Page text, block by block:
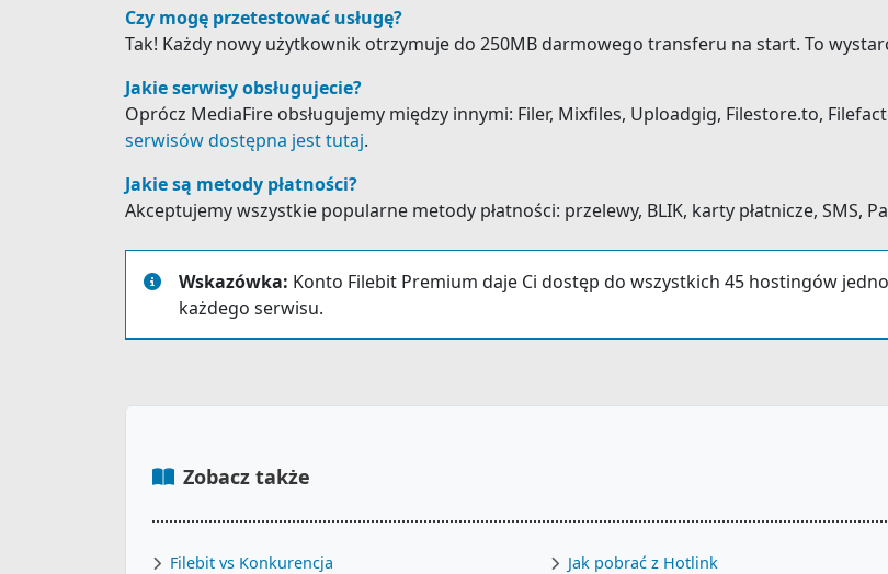
Czy mogę przetestować usługę?
Tak! Każdy nowy użytkownik otrzymuje do 250MB darmowego transferu na start. To
Jakie serwisy obsługujecie?
Oprócz MediaFire obsługujemy między innymi: Filer, Mixfiles, Uploadgig, Filestore.to,
serwisów dostępna jest tutaj.
Jakie są metody płatności?
Akceptujemy wszystkie popularne metody płatności: przelewy, BLIK, karty płatnicze, SMS,
Wskazówka: Konto Filebit Premium daje Ci dostęp do wszystkich 45 hostingów
każdego serwisu.
Zobacz także
Filebit vs Konkurencja
Jak pobrać z Hotlink